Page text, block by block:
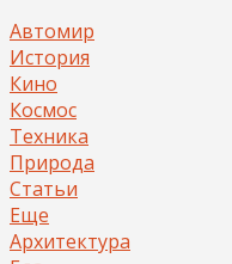
Автомир
История
Кино
Космос
Техника
Природа
Статьи
Еще
Архитектура